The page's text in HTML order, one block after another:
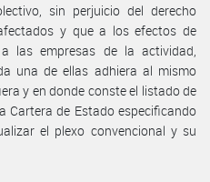
sin perjuicio del derecho
y que a los efectos de
las empresas de la actividad,
una de ellas adhiera al mismo
y en donde conste el listado de
Cartera de Estado especificando
el plexo convencional y su